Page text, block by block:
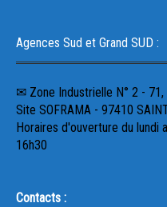
Agences Sud et Grand SUD :
✉ Zone Industrielle N° 2 - 71,
Site SOFRAMA - 97410
Horaires d'ouverture du lundi
16h30
Contacts :